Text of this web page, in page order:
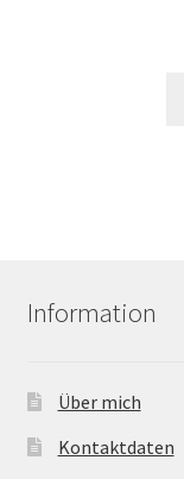
Information
Über mich
Kontaktdaten